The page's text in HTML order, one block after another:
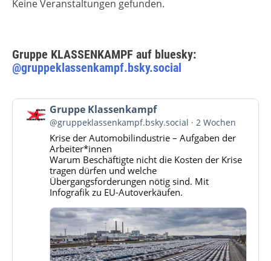
Keine Veranstaltungen gefunden.
Gruppe KLASSENKAMPF auf bluesky:
@gruppeklassenkampf.bsky.social
Beitrag
von
Gruppe
Klassenkampf
Bluesky
ansehen
Gruppe Klassenkampf
@gruppeklassenkampf.bsky.social 2 Wochen
Krise der Automobilindustrie – Aufgaben der
Arbeiter*innen
Warum Beschäftigte nicht die Kosten der Krise
tragen dürfen und welche
Übergangsforderungen nötig sind. Mit
Infografik zu EU-Autoverkäufen.